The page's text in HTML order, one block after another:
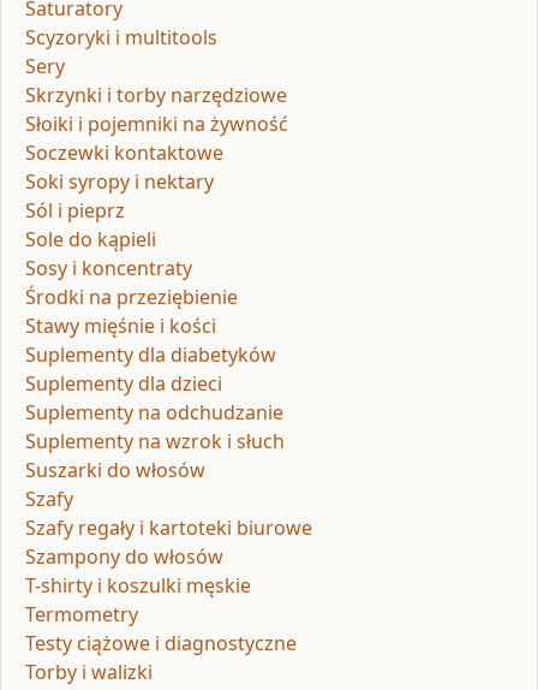
Saturatory
Scyzoryki i multitools
Sery
Skrzynki i torby narzędziowe
Słoiki i pojemniki na żywność
Soczewki kontaktowe
Soki syropy i nektary
Sól i pieprz
Sole do kąpieli
Sosy i koncentraty
Środki na przeziębienie
Stawy mięśnie i kości
Suplementy dla diabetyków
Suplementy dla dzieci
Suplementy na odchudzanie
Suplementy na wzrok i słuch
Suszarki do włosów
Szafy
Szafy regały i kartoteki biurowe
Szampony do włosów
T-shirty i koszulki męskie
Termometry
Testy ciążowe i diagnostyczne
Torby i walizki